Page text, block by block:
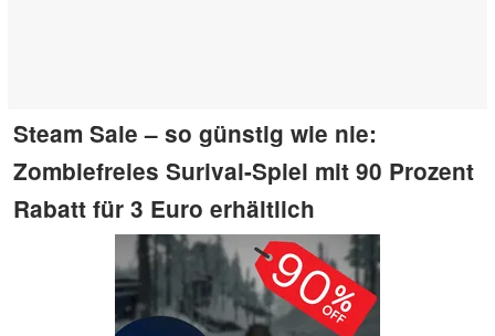
Steam Sale – so günstig wie nie:
Zombiefreies Surival-Spiel mit 90 Prozent
Rabatt für 3 Euro erhältlich